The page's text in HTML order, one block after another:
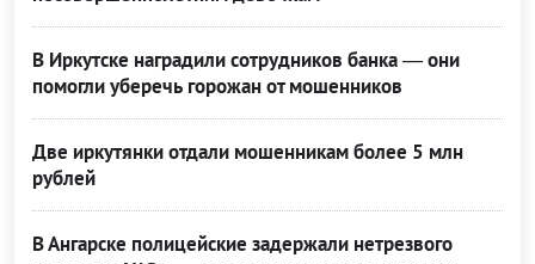
В Иркутске наградили сотрудников банка — они
помогли уберечь горожан от мошенников
Две иркутянки отдали мошенникам более 5 млн
рублей
В Ангарске полицейские задержали нетрезвого